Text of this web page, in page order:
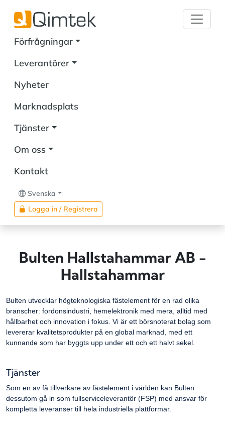
Förfrågningar
Leverantörer
Nyheter
Marknadsplats
Tjänster
Om oss
Kontakt
Svenska
Logga in / Registrera
Bulten Hallstahammar AB -
Hallstahammar
Bulten utvecklar högteknologiska fästelement för en rad olika
branscher: fordonsindustri, hemelektronik med mera, alltid med
hållbarhet och innovation i fokus. Vi är ett börsnoterat bolag som
levererar kvalitetsprodukter på en global marknad, med ett
kunnande som har byggts upp under ett och ett halvt sekel.
Tjänster
Som en av få tillverkare av fästelement i världen kan Bulten
dessutom gå in som fullserviceleverantör (FSP) med ansvar för
kompletta leveranser till hela industriella plattformar.